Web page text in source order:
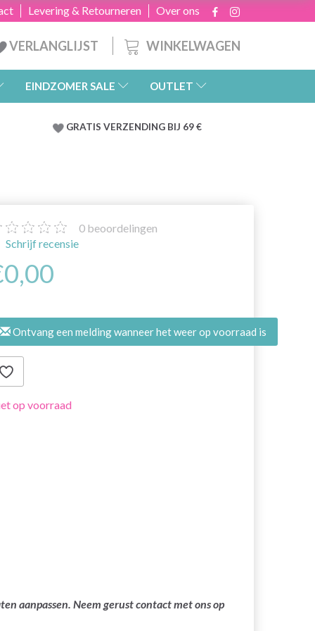
Over ons
Levering & Retourneren
WINKELWAGEN
VERLANGLIJST
EINDZOMER SALE OUTLET
GRATIS VERZENDING BIJ 69 €
0 beoordelingen
Schrijf recensie
Ontvang een melding wanneer het weer op voorraad is
op voorraad
aanpassen. Neem gerust contact met ons op